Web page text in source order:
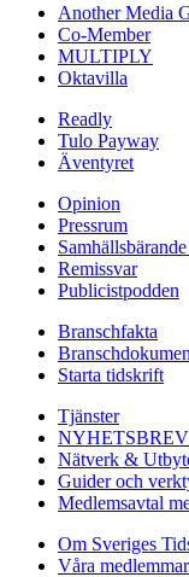
Another Media
Co-Member
MULTIPLY
Oktavilla
Readly
Tulo Payway
Äventyret
Opinion
Pressrum
Remissvar
Publicistpodden
Branschfakta
Starta tidskrift
Tjänster
NYHETSBREV
Nätverk &
Guider och
Medlemsavtal
Om Sveriges
Våra medlemmar